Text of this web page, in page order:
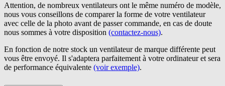
Attention, de nombreux ventilateurs ont le même numéro de modèle,
nous vous conseillons de comparer la forme de votre ventilateur
avec celle de la photo avant de passer commande, en cas de doute
nous sommes à votre disposition (contactez-nous).
En fonction de notre stock un ventilateur de marque différente peut
vous être envoyé. Il s'adaptera parfaitement à votre ordinateur et sera
de performance équivalente (voir exemple).